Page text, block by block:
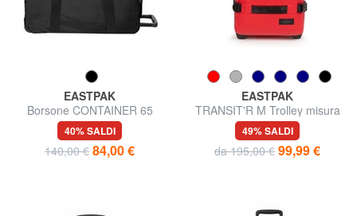
EASTPAK
Borsone CONTAINER 65
40% SALDI
140,00 € 84,00 €
EASTPAK
TRANSIT'R M Trolley misura
media
49% SALDI
da 195,00 € 99,99 €